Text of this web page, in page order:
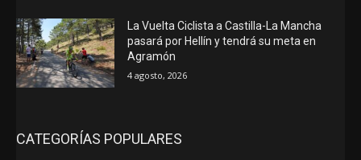
La Vuelta Ciclista a Castilla-La Mancha
pasará por Hellín y tendrá su meta en
Agramón
4 agosto, 2026
CATEGORÍAS POPULARES